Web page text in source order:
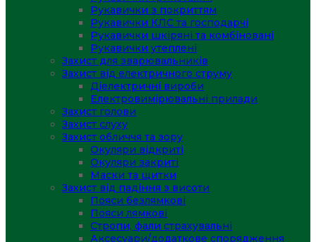
Рукавички з покриттям
Рукавички КЛС та господарчі
Рукавички шкіряні та комбіновані
Рукавички утеплені
Захист для зварювальників
Захист від електричного струму
Діелектричні вироби
Електровимірювальні прилади
Захист голови
Захист слуху
Захист обличчя та зору
Окуляри відкриті
Окуляри закриті
Маски та щитки
Захист від падіння з висоти
Пояси безлямкові
Пояси лямкові
Стропи, фали страхувальні
Аксесуари/додаткове спорядження